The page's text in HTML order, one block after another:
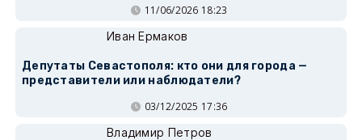
11/06/2026 18:23
Иван Ермаков
Депутаты Севастополя: кто они для города —
представители или наблюдатели?
03/12/2025 17:36
Владимир Петров